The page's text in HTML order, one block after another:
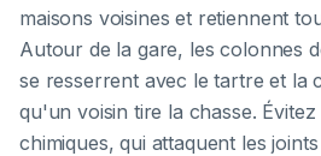
maisons voisines et retiennent
Autour de la gare, les colonnes
se resserrent avec le tartre et la
qu'un voisin tire la chasse.
chimiques, qui attaquent les